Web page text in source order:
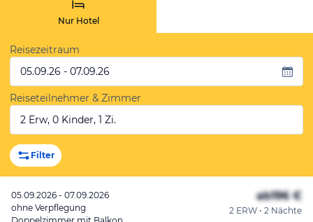
Nur Hotel
Reisezeitraum
05.09.26 - 07.09.26
Reiseteilnehmer & Zimmer
2 Erw, 0 Kinder, 1 Zi.
Filter
05.09.2026 - 07.09.2026
ohne Verpflegung
ab196 €
2 ERW • 2 Nächte